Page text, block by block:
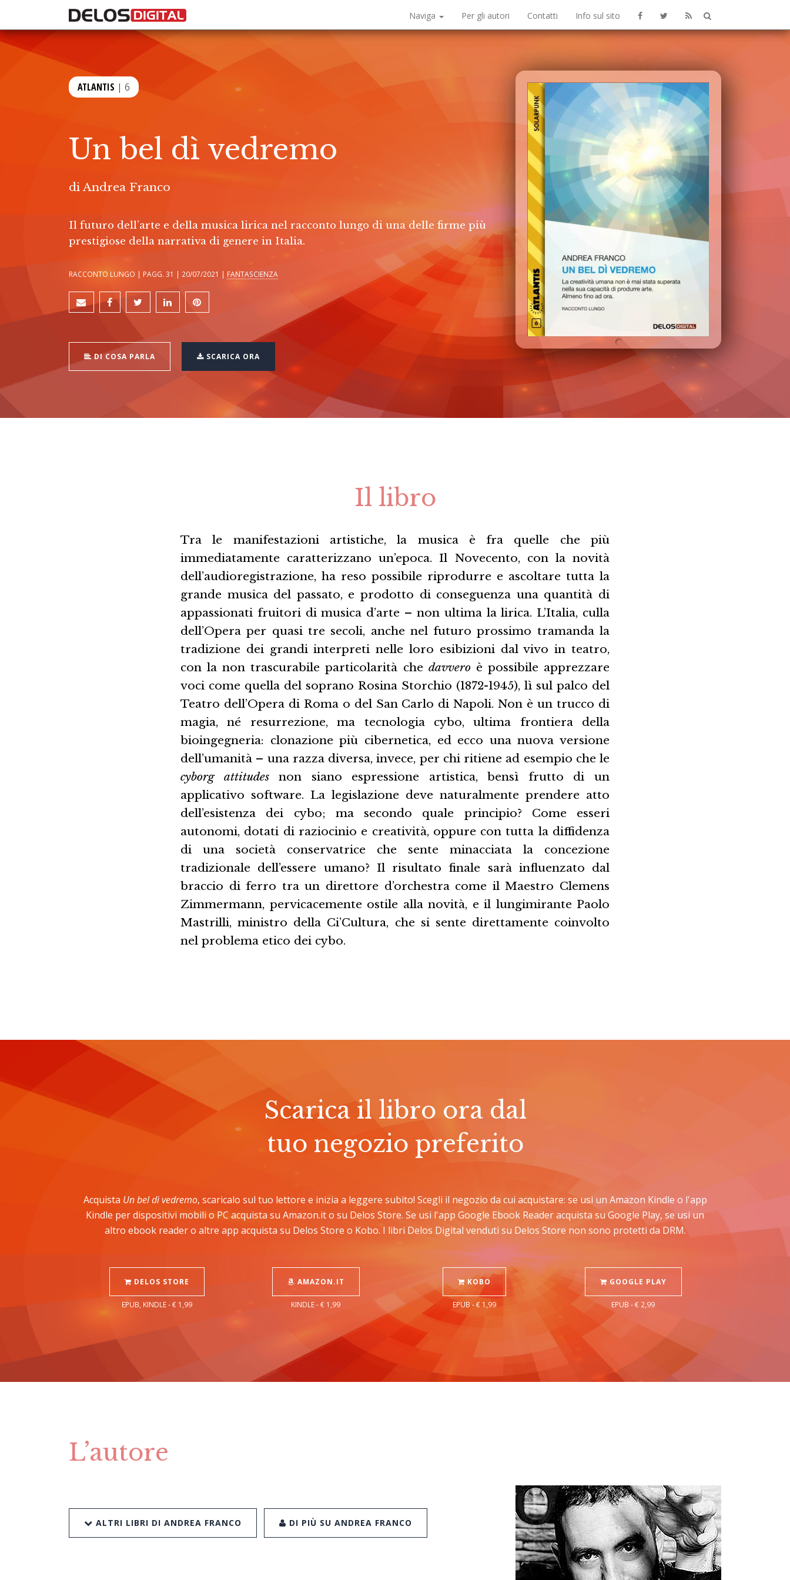
Naviga Per gli autori Contatti Info sul sito
ATLANTIS | 6
Un bel dì vedremo
diAndrea Franco
Il futuro dell’arte e della musica lirica nel racconto lungo di una delle firme più
prestigiose della narrativa di genere in Italia.
RACCONTO LUNGO | PAGG. 31 | 20/07/2021 | FANTASCIENZA
DI COSA PARLA SCARICA ORA
Il libro
Tra le manifestazioni artistiche, la musica è fra quelle che più
immediatamente caratterizzano un’epoca. Il Novecento, con la novità
dell’audioregistrazione, ha reso possibile riprodurre e ascoltare tutta la
grande musica del passato, e prodotto di conseguenza una quantità di
appassionati fruitori di musica d’arte – non ultima la lirica. L’Italia, culla
dell’Opera per quasi tre secoli, anche nel futuro prossimo tramanda la
tradizione dei grandi interpreti nelle loro esibizioni dal vivo in teatro,
con la non trascurabile particolarità che davveroè possibile apprezzare
voci come quella del soprano Rosina Storchio (1872-1945), lì sul palco del
Teatro dell’Opera di Roma o del San Carlo di Napoli. Non è un trucco di
magia, né resurrezione, ma tecnologia cybo, ultima frontiera della
bioingegneria: clonazione più cibernetica, ed ecco una nuova versione
dell’umanità – una razza diversa, invece, per chi ritiene ad esempio che le
cyborg attitudesnon siano espressione artistica, bensì frutto di un
applicativo software. La legislazione deve naturalmente prendere atto
dell’esistenza dei cybo; ma secondo quale principio? Come esseri
autonomi, dotati di raziocinio e creatività, oppure con tutta la diffidenza
di una società conservatrice che sente minacciata la concezione
tradizionale dell’essere umano? Il risultato finale sarà influenzato dal
braccio di ferro tra un direttore d’orchestra come il Maestro Clemens
Zimmermann, pervicacemente ostile alla novità, e il lungimirante Paolo
Mastrilli, ministro della Ci’Cultura, che si sente direttamente coinvolto
nel problema etico dei cybo.
Scarica il libro ora dal
tuo negozio preferito
Acquista Un bel dì vedremo, scaricalo sul tuo lettore e inizia a leggere subito! Scegli il negozio da cui acquistare: se usi un Amazon Kindle o l'app
Kindle per dispositivi mobili o PC acquista su Amazon.it o su Delos Store. Se usi l'app Google Ebook Reader acquista su Google Play, se usi un
altro ebook reader o altre app acquista su Delos Store o Kobo. I libri Delos Digital venduti su Delos Store non sono protetti da DRM.
DELOS STORE
EPUB, KINDLE - € 1,99
AMAZON.IT
KINDLE - € 1,99
KOBO
EPUB - € 1,99
GOOGLE PLAY
EPUB - € 2,99
L’autore
ALTRI LIBRI DI ANDREA FRANCO DI PIÙ SU ANDREA FRANCO